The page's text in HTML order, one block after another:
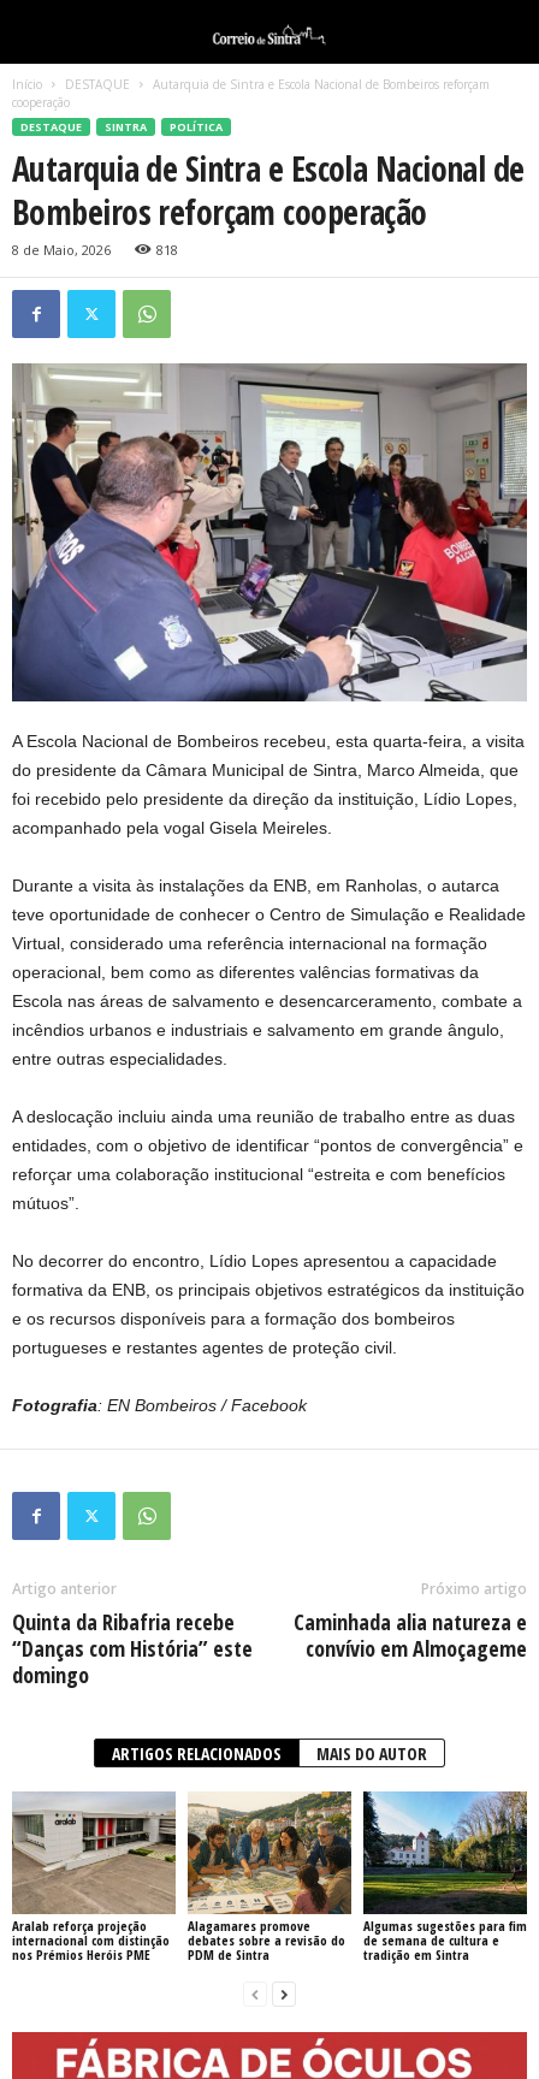
Início DESTAQUE
Autarquia de Sintra e Escola Nacional de Bombeiros reforçam
cooperação
DESTAQUE SINTRA POLÍTICA
Autarquia de Sintra e Escola Nacional de
Bombeiros reforçam cooperação
8 de Maio, 2026 818
A Escola Nacional de Bombeiros recebeu, esta quarta-feira, a visita
do presidente da Câmara Municipal de Sintra, Marco Almeida, que
foi recebido pelo presidente da direção da instituição, Lídio Lopes,
acompanhado pela vogal Gisela Meireles.
Durante a visita às instalações da ENB, em Ranholas, o autarca
teve oportunidade de conhecer o Centro de Simulação e Realidade
Virtual, considerado uma referência internacional na formação
operacional, bem como as diferentes valências formativas da
Escola nas áreas de salvamento e desencarceramento, combate a
incêndios urbanos e industriais e salvamento em grande ângulo,
entre outras especialidades.
A deslocação incluiu ainda uma reunião de trabalho entre as duas
entidades, com o objetivo de identificar “pontos de convergência” e
reforçar uma colaboração institucional “estreita e com benefícios
mútuos”.
No decorrer do encontro, Lídio Lopes apresentou a capacidade
formativa da ENB, os principais objetivos estratégicos da instituição
e os recursos disponíveis para a formação dos bombeiros
portugueses e restantes agentes de proteção civil.
Fotografia: EN Bombeiros / Facebook
Artigo anterior
Quinta da Ribafria recebe
“Danças com História” este
domingo
Próximo artigo
Caminhada alia natureza e
convívio em Almoçageme
ARTIGOS RELACIONADOS MAIS DO AUTOR
Aralab reforça projeção
internacional com distinção
nos Prémios Heróis PME
Alagamares promove
debates sobre a revisão do
PDM de Sintra
Algumas sugestões para fim
de semana de cultura e
tradição em Sintra